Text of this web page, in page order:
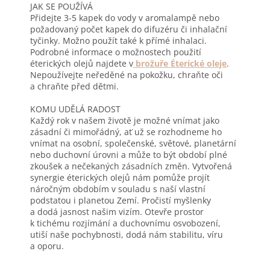
JAK SE POUŽÍVÁ
Přidejte 3-5 kapek do vody v aromalampě nebo
požadovaný počet kapek do difuzéru či inhalační
tyčinky. Možno použít také k přímé inhalaci.
Podrobné informace o možnostech použití
éterických olejů najdete v brožuře Éterické oleje.
Nepoužívejte neředěné na pokožku, chraňte oči
a chraňte před dětmi.
KOMU UDĚLÁ RADOST
Každý rok v našem životě je možné vnímat jako
zásadní či mimořádný, ať už se rozhodneme ho
vnímat na osobní, společenské, světové, planetární
nebo duchovní úrovni a může to být období plné
zkoušek a nečekaných zásadních změn. Vytvořená
synergie éterických olejů nám pomůže projít
náročným obdobím v souladu s naší vlastní
podstatou i planetou Zemí. Pročistí myšlenky
a dodá jasnost našim vizím. Otevře prostor
k tichému rozjímání a duchovnímu osvobození,
utiší naše pochybnosti, dodá nám stabilitu, víru
a oporu.